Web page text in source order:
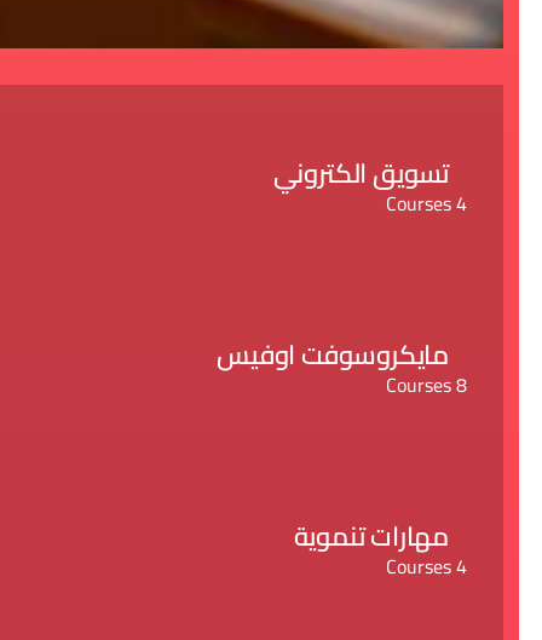
تسويق الكتروني
4 Courses
مايكروسوفت اوفيس
8 Courses
مهارات تنموية
4 Courses